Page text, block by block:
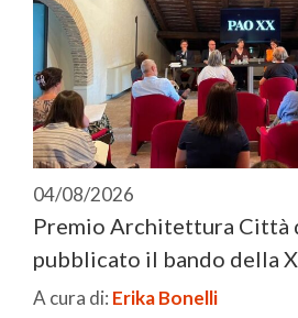
04/08/2026
Premio Architettura Città
pubblicato il bando della
A cura di: Erika Bonelli